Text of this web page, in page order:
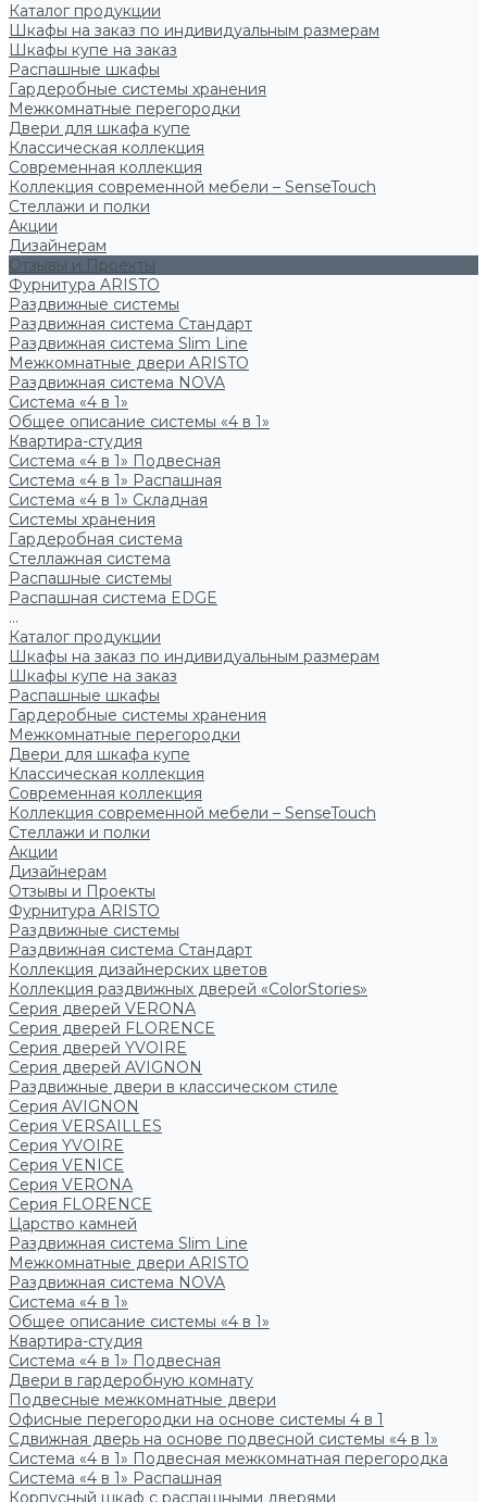
Каталог продукции
Шкафы на заказ по индивидуальным размерам
Шкафы купе на заказ
Распашные шкафы
Гардеробные системы хранения
Межкомнатные перегородки
Двери для шкафа купе
Классическая коллекция
Современная коллекция
Коллекция современной мебели – SenseTouch
Стеллажи и полки
Акции
Дизайнерам
Отзывы и Проекты
Фурнитура ARISTO
Раздвижные системы
Раздвижная система Стандарт
Раздвижная система Slim Line
Межкомнатные двери ARISTO
Раздвижная система NOVA
Система «4 в 1»
Общее описание системы «4 в 1»
Квартира-студия
Система «4 в 1» Подвесная
Система «4 в 1» Распашная
Система «4 в 1» Складная
Системы хранения
Гардеробная система
Стеллажная система
Распашные системы
Распашная система EDGE
...
Каталог продукции
Шкафы на заказ по индивидуальным размерам
Шкафы купе на заказ
Распашные шкафы
Гардеробные системы хранения
Межкомнатные перегородки
Двери для шкафа купе
Классическая коллекция
Современная коллекция
Коллекция современной мебели – SenseTouch
Стеллажи и полки
Акции
Дизайнерам
Отзывы и Проекты
Фурнитура ARISTO
Раздвижные системы
Раздвижная система Стандарт
Коллекция дизайнерских цветов
Коллекция раздвижных дверей «ColorStories»
Серия дверей VERONA
Серия дверей FLORENCE
Серия дверей YVOIRE
Серия дверей AVIGNON
Раздвижные двери в классическом стиле
Серия AVIGNON
Серия VERSAILLES
Серия YVOIRE
Серия VENICE
Серия VERONA
Серия FLORENCE
Царство камней
Раздвижная система Slim Line
Межкомнатные двери ARISTO
Раздвижная система NOVA
Система «4 в 1»
Общее описание системы «4 в 1»
Квартира-студия
Система «4 в 1» Подвесная
Двери в гардеробную комнату
Подвесные межкомнатные двери
Офисные перегородки на основе системы 4 в 1
Сдвижная дверь на основе подвесной системы «4 в 1»
Система «4 в 1» Подвесная межкомнатная перегородка
Система «4 в 1» Распашная
Корпусный шкаф с распашными дверями